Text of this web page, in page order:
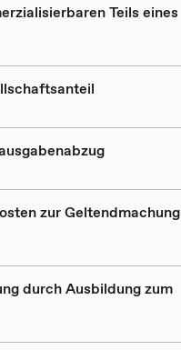
Teils eines
zur Geltendmachung
durch Ausbildung zum